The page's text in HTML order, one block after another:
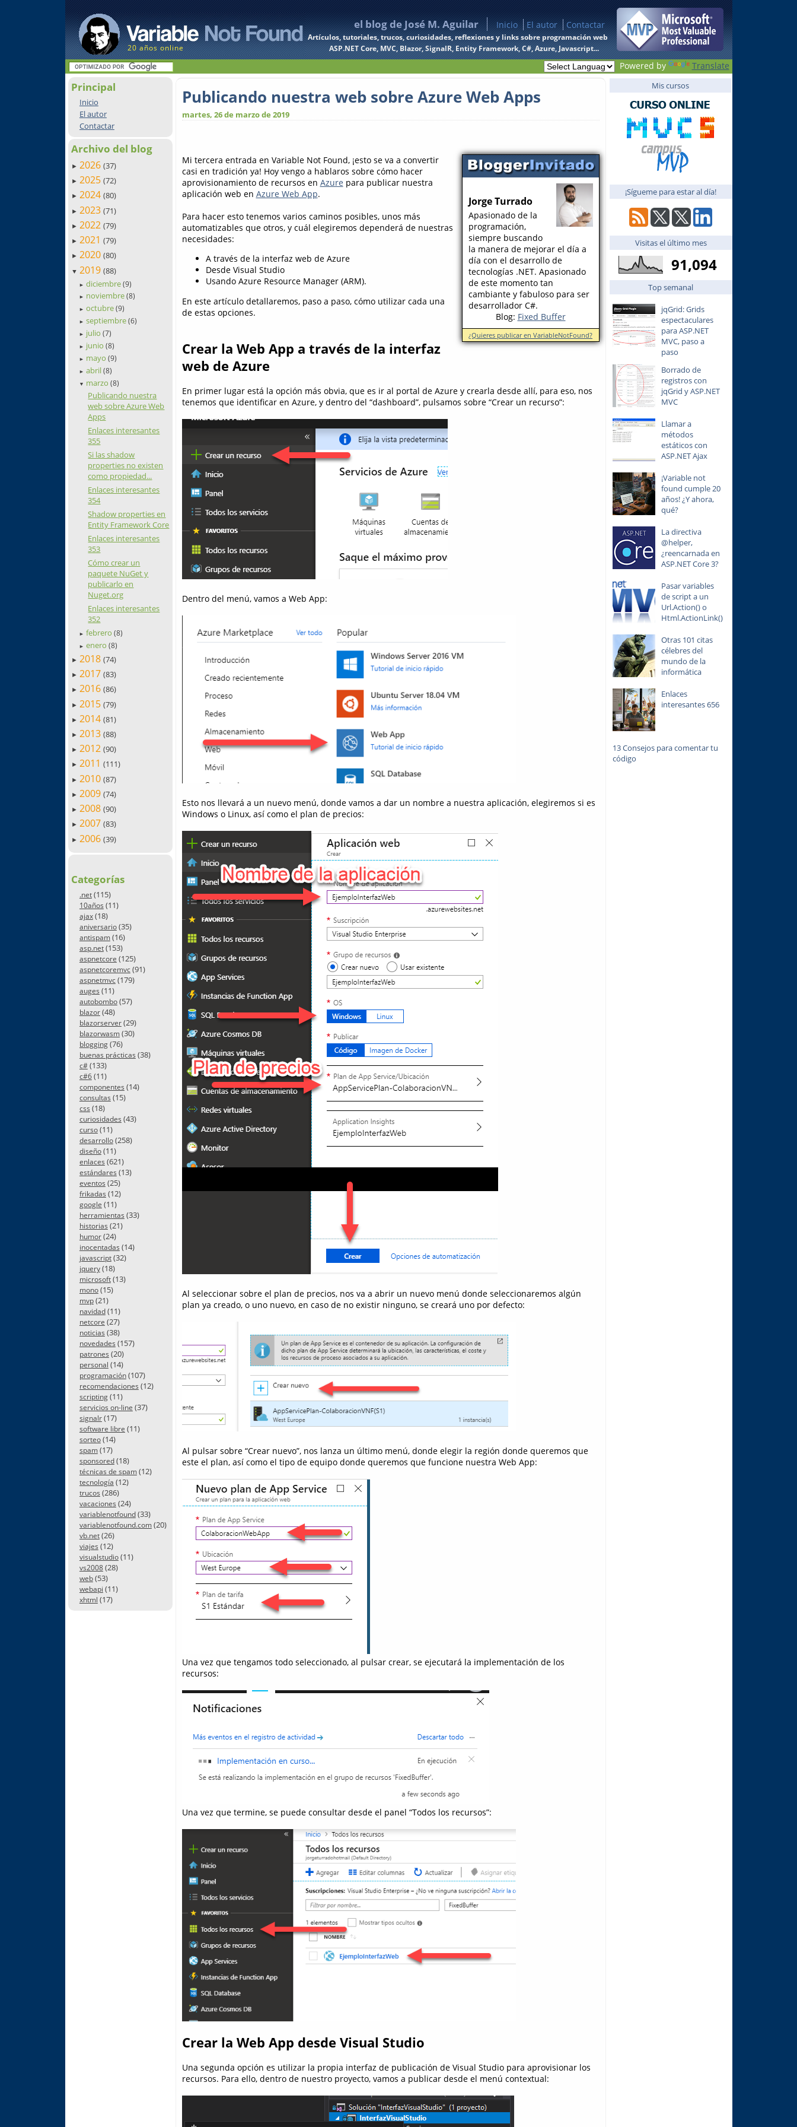
20 años online
el blog de José M. Aguilar Inicio El autor Contactar
Artículos, tutoriales, trucos, curiosidades, reflexiones y links sobre programación web
ASP.NET Core, MVC, Blazor, SignalR, Entity Framework, C#, Azure, Javascript...
Powered by Translate
Principal
Inicio
El autor
Contactar
Archivo del blog
► 2026 (37)
► 2025 (72)
► 2024 (80)
► 2023 (71)
► 2022 (79)
► 2021 (79)
► 2020 (80)
▼ 2019 (88)
► diciembre(9)
► noviembre(8)
► octubre(9)
► septiembre(6)
► julio(7)
► junio(8)
► mayo(9)
► abril(8)
▼ marzo(8)
Publicando nuestra
web sobre Azure Web
Apps
Enlaces interesantes
355
Si las shadow
properties no existen
como propiedad...
Enlaces interesantes
354
Shadow properties en
Entity Framework Core
Enlaces interesantes
353
Cómo crear un
paquete NuGet y
publicarlo en
Nuget.org
Enlaces interesantes
352
► febrero(8)
► enero(8)
► 2018 (74)
► 2017 (83)
► 2016 (86)
► 2015 (79)
► 2014 (81)
► 2013 (88)
► 2012 (90)
► 2011 (111)
► 2010 (87)
► 2009 (74)
► 2008 (90)
► 2007 (83)
► 2006 (39)
Categorías
.net(115)
10años (11)
ajax(18)
aniversario(35)
antispam(16)
asp.net(153)
aspnetcore (125)
aspnetcoremvc(91)
aspnetmvc(179)
auges (11)
autobombo(57)
blazor(48)
blazorserver(29)
blazorwasm(30)
blogging(76)
buenas prácticas (38)
c#(133)
c#6(11)
componentes (14)
consultas (15)
css (18)
curiosidades (43)
curso(11)
desarrollo(258)
diseño(11)
enlaces (621)
estándares (13)
eventos (25)
frikadas (12)
google (11)
herramientas (33)
historias (21)
humor(24)
inocentadas (14)
javascript(32)
jquery(18)
microsoft(13)
mono(15)
mvp(21)
navidad(11)
netcore (27)
noticias (38)
novedades (157)
patrones (20)
personal (14)
programación(107)
recomendaciones (12)
scripting(11)
servicios on-line (37)
signalr(17)
software libre (11)
sorteo(14)
spam(17)
sponsored(18)
técnicas de spam(12)
tecnología (12)
trucos (286)
vacaciones (24)
variablenotfound(33)
variablenotfound.com(20)
vb.net(26)
viajes (12)
visualstudio(11)
vs2008(28)
web(53)
webapi (11)
xhtml (17)
Publicando nuestra web sobre Azure Web Apps
martes, 26 de marzo de 2019
Jorge Turrado
Apasionado de la
programación,
siempre buscando
la manera de mejorar el día a
día con el desarrollo de
tecnologías .NET. Apasionado
de este momento tan
cambiante y fabuloso para ser
desarrollador C#.
Blog: Fixed Buffer
¿Quieres publicar en VariableNotFound?
Mi tercera entrada en Variable Not Found, ¡esto se va a convertir
casi en tradición ya! Hoy vengo a hablaros sobre cómo hacer
aprovisionamiento de recursos en Azure para publicar nuestra
aplicación web en Azure Web App.
Para hacer esto tenemos varios caminos posibles, unos más
automatizables que otros, y cuál elegiremos dependerá de nuestras
necesidades:
A través de la interfaz web de Azure
Desde Visual Studio
Usando Azure Resource Manager (ARM).
En este artículo detallaremos, paso a paso, cómo utilizar cada una
de estas opciones.
Crear la Web App a través de la interfaz
web de Azure
En primer lugar está la opción más obvia, que es ir al portal de Azure y crearla desde allí, para eso, nos
tenemos que identificar en Azure, y dentro del “dashboard”, pulsamos sobre “Crear un recurso”:
Dentro del menú, vamos a Web App:
Esto nos llevará a un nuevo menú, donde vamos a dar un nombre a nuestra aplicación, elegiremos si es
Windows o Linux, así como el plan de precios:
Al seleccionar sobre el plan de precios, nos va a abrir un nuevo menú donde seleccionaremos algún
plan ya creado, o uno nuevo, en caso de no existir ninguno, se creará uno por defecto:
Al pulsar sobre “Crear nuevo”, nos lanza un último menú, donde elegir la región donde queremos que
este el plan, así como el tipo de equipo donde queremos que funcione nuestra Web App:
Una vez que tengamos todo seleccionado, al pulsar crear, se ejecutará la implementación de los
recursos:
Una vez que termine, se puede consultar desde el panel “Todos los recursos”:
Crear la Web App desde Visual Studio
Una segunda opción es utilizar la propia interfaz de publicación de Visual Studio para aprovisionar los
recursos. Para ello, dentro de nuestro proyecto, vamos a publicar desde el menú contextual:
Mis cursos
¡Sígueme para estar al día!
Visitas el último mes
91,094
Top semanal
jqGrid: Grids
espectaculares
para ASP.NET
MVC, paso a
paso
Borrado de
registros con
jqGrid y ASP.NET
MVC
Llamar a
métodos
estáticos con
ASP.NET Ajax
¡Variable not
found cumple 20
años! ¿Y ahora,
qué?
La directiva
@helper,
¿reencarnada en
ASP.NET Core 3?
Pasar variables
de script a un
Url.Action() o
Html.ActionLink()
Otras 101 citas
célebres del
mundo de la
informática
Enlaces
interesantes 656
13 Consejos para comentar tu
código